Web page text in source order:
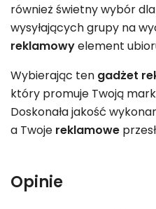
również świetny wybór
wysyłających grupy na
reklamowyelement
Wybierając ten gadżet
który promuje Twoją
Doskonała jakość
a Twoje reklamowe
Opinie